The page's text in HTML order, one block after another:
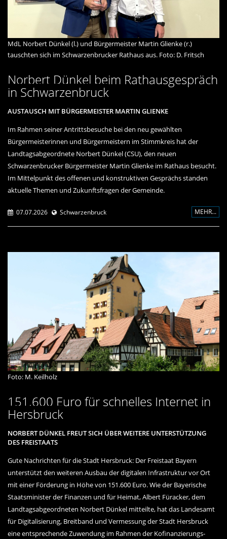
MdL Norbert Dünkel (l.) und Bürgermeister Martin Glienke (r.)
tauschten sich im Schwarzenbrucker Rathaus aus. Foto: D. Fritsch
Norbert Dünkel beim Rathausgespräch
in Schwarzenbruck
AUSTAUSCH MIT BÜRGERMEISTER MARTIN GLIENKE
Im Rahmen seiner Antrittsbesuche bei den neu gewählten
Bürgermeisterinnen und Bürgermeistern im Stimmkreis hat der
Landtagsabgeordnete Norbert Dünkel (CSU), den neuen
Schwarzenbrucker Bürgermeister Martin Glienke im Rathaus besucht.
Im Mittelpunkt des offenen und konstruktiven Gesprächs standen
aktuelle Themen und Zukunftsfragen der Gemeinde.
07.07.2026 Schwarzenbruck MEHR...
Foto: M. Keilholz
151.600 Euro für schnelles Internet in
Hersbruck
NORBERT DÜNKEL FREUT SICH ÜBER WEITERE UNTERSTÜTZUNG
DES FREISTAATS
Gute Nachrichten für die Stadt Hersbruck: Der Freistaat Bayern
unterstützt den weiteren Ausbau der digitalen Infrastruktur vor Ort
mit einer Förderung in Höhe von 151.600 Euro. Wie der Bayerische
Staatsminister der Finanzen und für Heimat, Albert Füracker, dem
Landtagsabgeordneten Norbert Dünkel mitteilte, hat das Landesamt
für Digitalisierung, Breitband und Vermessung der Stadt Hersbruck
eine entsprechende Zuwendung im Rahmen der Kofinanzierungs-